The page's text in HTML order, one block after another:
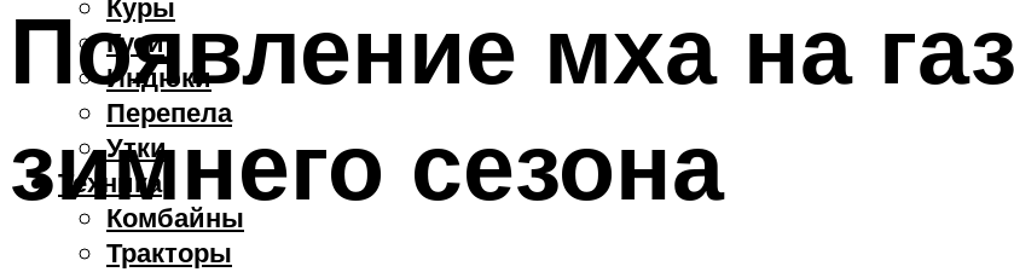
Куры
Гуси
Индюки
Перепела
Утки
Техника
Комбайны
Тракторы
Появление мха на
зимнего сезона